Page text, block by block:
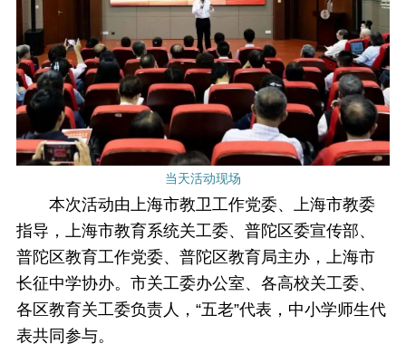
当天活动现场
本次活动由上海市教卫工作党委、上海市教委
指导，上海市教育系统关工委、普陀区委宣传部、
普陀区教育工作党委、普陀区教育局主办，上海市
长征中学协办。市关工委办公室、各高校关工委、
各区教育关工委负责人，“五老”代表，中小学师生代
表共同参与。